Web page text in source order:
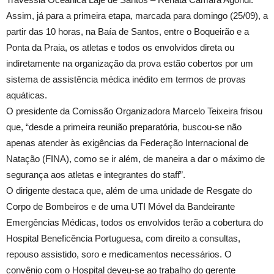
Assim, já para a primeira etapa, marcada para domingo (25/09), a
partir das 10 horas, na Baía de Santos, entre o Boqueirão e a
Ponta da Praia, os atletas e todos os envolvidos direta ou
indiretamente na organização da prova estão cobertos por um
sistema de assistência médica inédito em termos de provas
aquáticas.
O presidente da Comissão Organizadora Marcelo Teixeira frisou
que, “desde a primeira reunião preparatória, buscou-se não
apenas atender às exigências da Federação Internacional de
Natação (FINA), como se ir além, de maneira a dar o máximo de
segurança aos atletas e integrantes do staff”.
O dirigente destaca que, além de uma unidade de Resgate do
Corpo de Bombeiros e de uma UTI Móvel da Bandeirante
Emergências Médicas, todos os envolvidos terão a cobertura do
Hospital Beneficência Portuguesa, com direito a consultas,
repouso assistido, soro e medicamentos necessários. O
convênio com o Hospital deveu-se ao trabalho do gerente